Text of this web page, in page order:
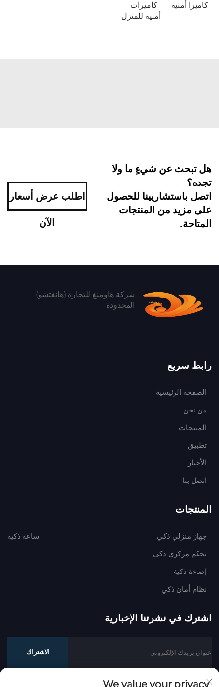
كاميرا أمنية
كاميرات
أمنية للمنزل
هل تبحث عن شيءٍ ما ولا
تجده؟
اتصل باستشاريينا للحصول
على مزيد من المنتجات
المتاحة.
اطلب عرض أسعار
الآن
شركة هاومنغ للتجارة (هانغتشو)
المحدودة
رابط سريع
الصفحة الرئيسية
من نحن
المنتجات
تطبيق
الأخبار
اتصل بنا
المنتجات
جهاز منزلي ذكي
تحكم مركزي ذكي
إضاءة ذكية
نظام أمان ذكي
ساعة ذكية
اشترك في نشرتنا الإخبارية
الاشتراك
We value your privacy